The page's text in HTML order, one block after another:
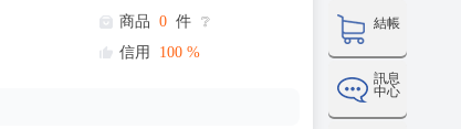
結帳
訊息
中心
商品 0 件 ❔
信用
100 %